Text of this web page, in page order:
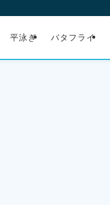
平泳ぎ バタフライ